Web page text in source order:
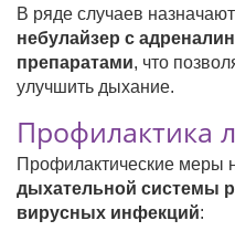
В ряде случаев
небулайзер с
препаратами, что
улучшить дыхание.
Профилактика
Профилактические меры
дыхательной системы
вирусных инфекций: